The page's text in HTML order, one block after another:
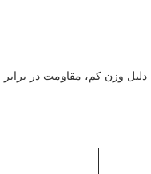
دلیل وزن کم، مقاومت در